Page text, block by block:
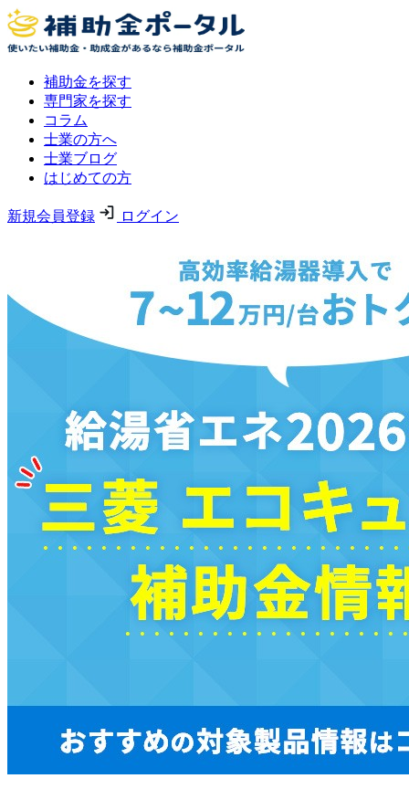
補助金を探す
専門家を探す
コラム
士業の方へ
士業ブログ
はじめての方
新規会員登録 ログイン